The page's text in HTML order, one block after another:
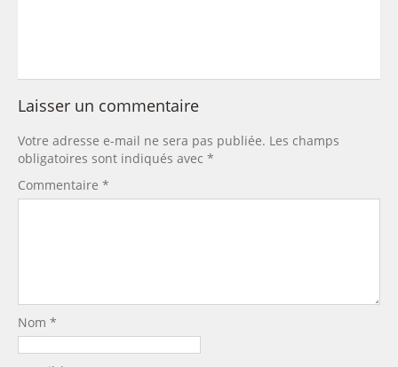
Laisser un commentaire
Votre adresse e-mail ne sera pas publiée. Les champs
obligatoires sont indiqués avec *
Commentaire *
Nom *